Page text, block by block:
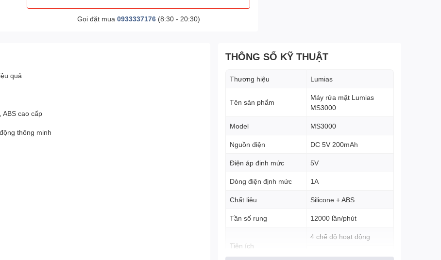
Gọi đặt mua 0933337176(8:30 - 20:30)
THÔNG SỐ KỸ THUẬT
Thương hiệu Lumias
Tên sản phẩm
Máy rửa mặt Lumias
MS3000
Model MS3000
Nguồn điện DC 5V 200mAh
Điện áp định mức 5V
Dòng điện định mức 1A
Chất liệu Silicone + ABS
Tần số rung 12000 lần/phút
Tiện ích
4 chế độ hoạt động
Thiết kế mỏng chỉ 2.5cm